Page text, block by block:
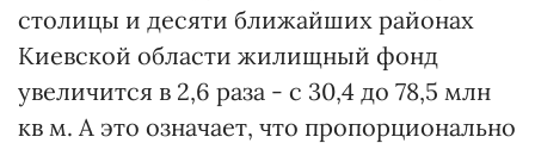
столицы и десяти ближайших районах
Киевской области жилищный фонд
увеличится в 2,6 раза - с 30,4 до 78,5 млн
кв м. А это означает, что пропорционально